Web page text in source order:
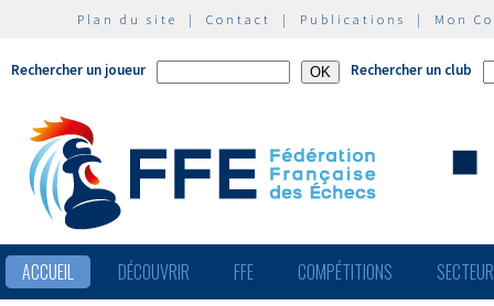
Plan du site | Contact | Publications | Mon
Rechercher un joueur Rechercher un club
ACCUEIL DÉCOUVRIR FFE COMPÉTITIONS